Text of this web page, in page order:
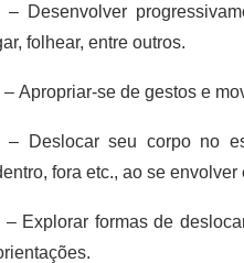
– Desenvolver
folhear, entre outros.
– Apropriar-se de gestos e
–
Deslocar seu corpo no
fora etc., ao se
– Explorar formas de